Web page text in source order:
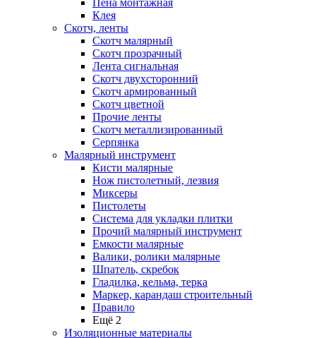
Пена монтажная
Клея
Скотч, ленты
Скотч малярный
Скотч прозрачный
Лента сигнальная
Скотч двухсторонний
Скотч армированный
Скотч цветной
Прочие ленты
Скотч металлизированный
Серпянка
Малярный инструмент
Кисти малярные
Нож пистолетный, лезвия
Миксеры
Пистолеты
Система для укладки плитки
Прочий малярный инструмент
Емкости малярные
Валики, ролики малярные
Шпатель, скребок
Гладилка, кельма, терка
Маркер, карандаш строительный
Правило
Ещё 2
Изоляционные материалы